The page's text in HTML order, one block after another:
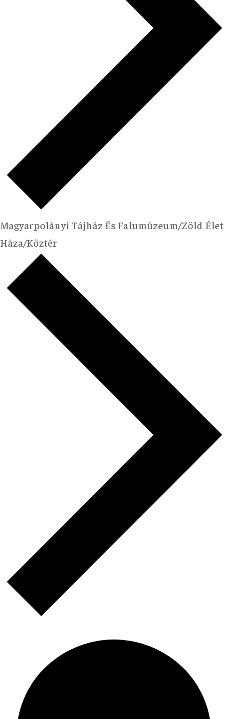
Magyarpolányi Tájház És Falumúzeum/Zöld Élet
Háza/Köztér